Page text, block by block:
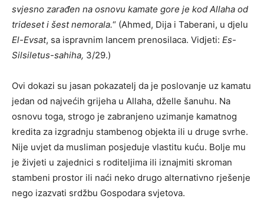
svjesno zarađen na osnovu kamate gore je kod Allaha od
trideset i šest nemorala.“ (Ahmed, Dija i Taberani, u djelu
El-Evsat, sa ispravnim lancem prenosilaca. Vidjeti: Es-
Silsiletus-sahiha, 3/29.)
Ovi dokazi su jasan pokazatelj da je poslovanje uz kamatu
jedan od najvećih grijeha u Allaha, dželle šanuhu. Na
osnovu toga, strogo je zabranjeno uzimanje kamatnog
kredita za izgradnju stambenog objekta ili u druge svrhe.
Nije uvjet da musliman posjeduje vlastitu kuću. Bolje mu
je živjeti u zajednici s roditeljima ili iznajmiti skroman
stambeni prostor ili naći neko drugo alternativno rješenje
nego izazvati srdžbu Gospodara svjetova.